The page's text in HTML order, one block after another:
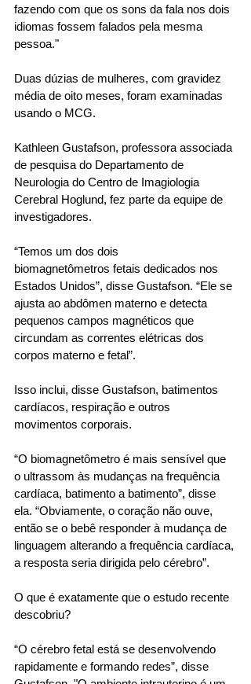
fazendo com que os sons da fala nos dois
idiomas fossem falados pela mesma
pessoa."
Duas dúzias de mulheres, com gravidez
média de oito meses, foram examinadas
usando o MCG.
Kathleen Gustafson, professora associada
de pesquisa do Departamento de
Neurologia do Centro de Imagiologia
Cerebral Hoglund, fez parte da equipe de
investigadores.
“Temos um dos dois
biomagnetômetros fetais dedicados nos
Estados Unidos”, disse Gustafson. “Ele se
ajusta ao abdômen materno e detecta
pequenos campos magnéticos que
circundam as correntes elétricas dos
corpos materno e fetal”.
Isso inclui, disse Gustafson, batimentos
cardíacos, respiração e outros
movimentos corporais.
“O biomagnetômetro é mais sensível que
o ultrassom às mudanças na frequência
cardíaca, batimento a batimento”, disse
ela. “Obviamente, o coração não ouve,
então se o bebê responder à mudança de
linguagem alterando a frequência cardíaca,
a resposta seria dirigida pelo cérebro”.
O que é exatamente que o estudo recente
descobriu?
“O cérebro fetal está se desenvolvendo
rapidamente e formando redes”, disse